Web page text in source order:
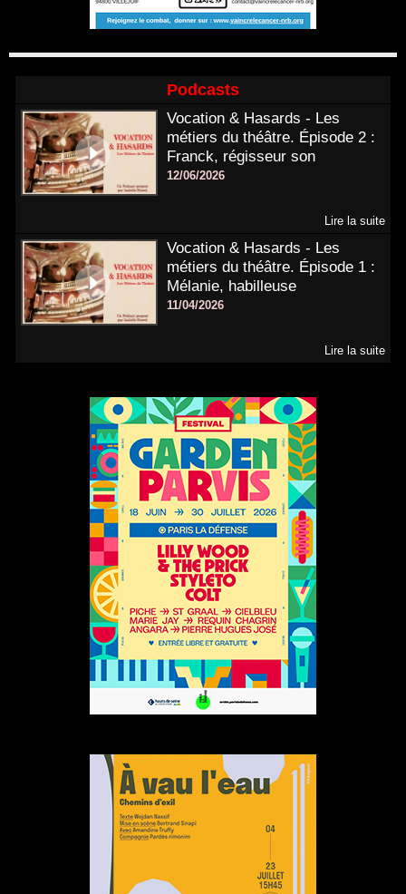
Podcasts
Vocation & Hasards - Les
métiers du théâtre. Épisode 2 :
Franck, régisseur son
12/06/2026
Lire la suite
Vocation & Hasards - Les
métiers du théâtre. Épisode 1 :
Mélanie, habilleuse
11/04/2026
Lire la suite